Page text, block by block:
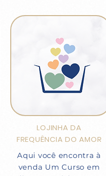
LOJINHA DA
FREQUÊNCIA DO AMOR
Aqui você encontra à
venda Um Curso em